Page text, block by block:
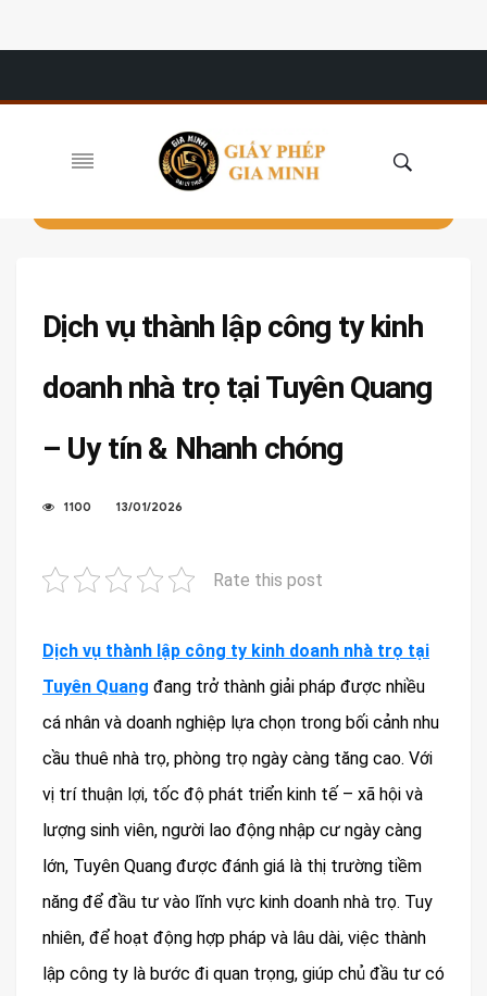
Dịch vụ thành lập công ty kinh
doanh nhà trọ tại Tuyên Quang
– Uy tín & Nhanh chóng
1100 13/01/2026
Rate this post
Dịch vụ thành lập công ty kinh doanh nhà trọ tại
Tuyên Quang đang trở thành giải pháp được nhiều
cá nhân và doanh nghiệp lựa chọn trong bối cảnh nhu
cầu thuê nhà trọ, phòng trọ ngày càng tăng cao. Với
vị trí thuận lợi, tốc độ phát triển kinh tế – xã hội và
lượng sinh viên, người lao động nhập cư ngày càng
lớn, Tuyên Quang được đánh giá là thị trường tiềm
năng để đầu tư vào lĩnh vực kinh doanh nhà trọ. Tuy
nhiên, để hoạt động hợp pháp và lâu dài, việc thành
lập công ty là bước đi quan trọng, giúp chủ đầu tư có